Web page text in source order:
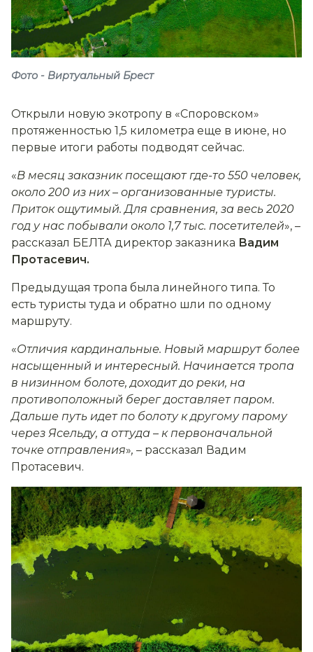
Фото - Виртуальный Брест
Открыли новую экотропу в «Споровском»
протяженностью 1,5 километра еще в июне, но
первые итоги работы подводят сейчас.
«В месяц заказник посещают где-то 550 человек,
около 200 из них– организованные туристы.
Приток ощутимый. Для сравнения, за весь 2020
год у нас побывали около 1,7 тыс. посетителей», –
рассказал БЕЛТА директор заказника Вадим
Протасевич.
Предыдущая тропа была линейного типа. То
есть туристы туда и обратно шли по одному
маршруту.
«Отличия кардинальные. Новый маршрут более
насыщенный и интересный. Начинается тропа
в низинном болоте, доходит до реки, на
противоположный берег доставляет паром.
Дальше путь идет по болоту к другому парому
через Ясельду, а оттуда – к первоначальной
точке отправления», – рассказал Вадим
Протасевич.